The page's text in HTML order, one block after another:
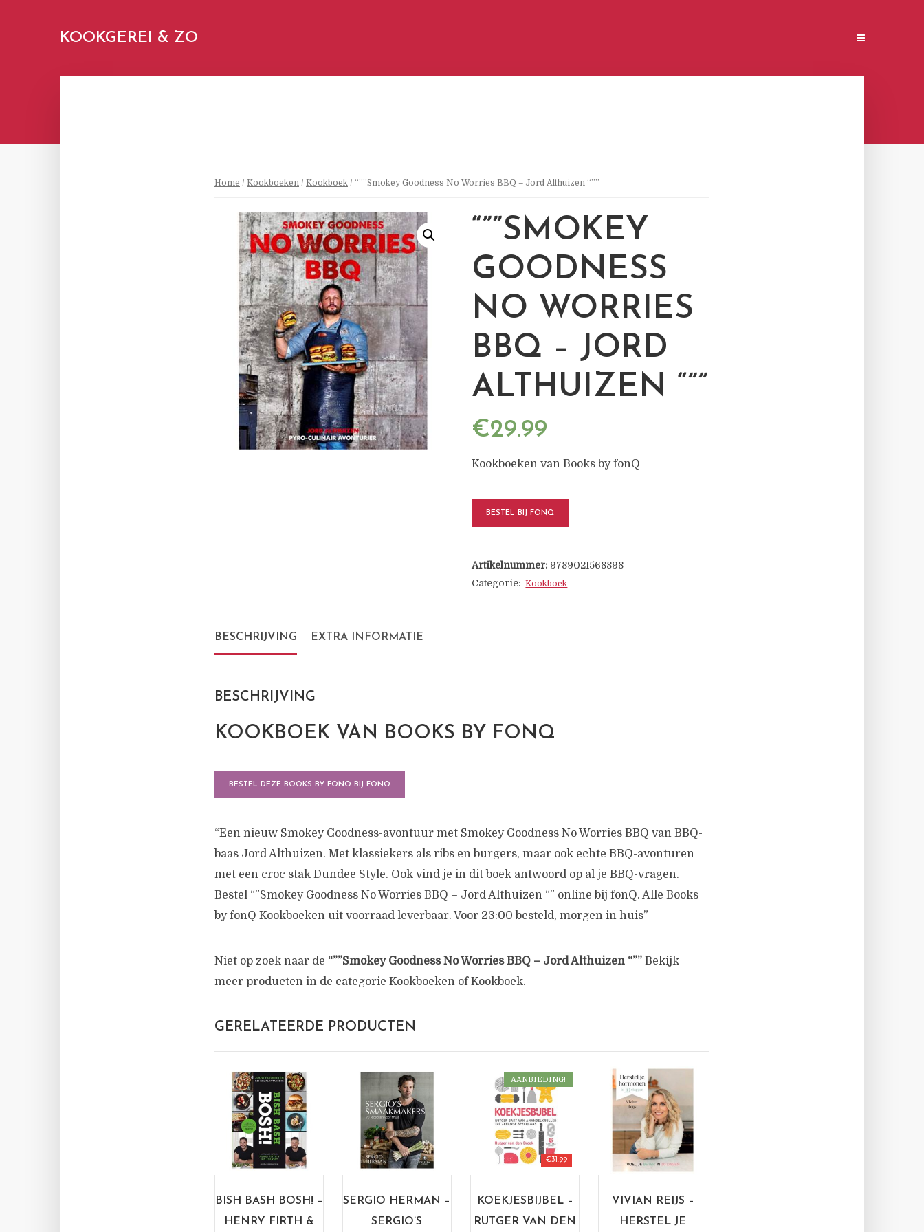
KOOKGEREI & ZO
Home / Kookboeken / Kookboek / “””Smokey Goodness No Worries BBQ – Jord Althuizen “””
“””SMOKEY
GOODNESS
NO WORRIES
BBQ – JORD
ALTHUIZEN “””
€29.99
Kookboeken van Books by fonQ
BESTEL BIJ FONQ
Artikelnummer: 9789021568898
Categorie: Kookboek
BESCHRIJVING EXTRA INFORMATIE
BESCHRIJVING
KOOKBOEK VAN BOOKS BY FONQ
BESTEL DEZE BOOKS BY FONQ BIJ FONQ
“Een nieuw Smokey Goodness-avontuur met Smokey Goodness No Worries BBQ van BBQ-
baas Jord Althuizen. Met klassiekers als ribs en burgers, maar ook echte BBQ-avonturen
met een croc stak Dundee Style. Ook vind je in dit boek antwoord op al je BBQ-vragen.
Bestel “”Smokey Goodness No Worries BBQ – Jord Althuizen “” online bij fonQ. Alle Books
by fonQ Kookboeken uit voorraad leverbaar. Voor 23:00 besteld, morgen in huis”
Niet op zoek naar de “””Smokey Goodness No Worries BBQ – Jord Althuizen “”” Bekijk
meer producten in de categorie Kookboeken of Kookboek.
GERELATEERDE PRODUCTEN
BISH BASH BOSH! –
HENRY FIRTH &
SERGIO HERMAN –
SERGIO’S
AANBIEDING!
KOEKJESBIJBEL –
RUTGER VAN DEN
€31.99
VIVIAN REIJS –
HERSTEL JE